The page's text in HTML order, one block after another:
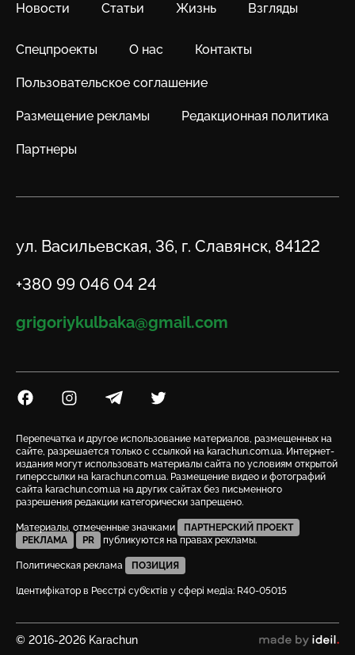
Новости Статьи Жизнь Взгляды
Спецпроекты О нас Контакты
Пользовательское соглашение
Размещение рекламы Редакционная политика
Партнеры
Адрес
ул. Васильевская, 36, г. Славянск, 84122
Телефон
+380 99 046 04 24
Email
grigoriykulbaka@gmail.com
Посилання на Facebook
Посилання на Instagram
Посилання на Telegram
Посилання на Twitter
Перепечатка и другое использование материалов, размещенных на
сайте, разрешается только с ссылкой на karachun.com.ua. Интернет-
издания могут использовать материалы сайта по условиям открытой
гиперссылки на karachun.com.ua. Размещение видео и фотографий
сайта karachun.com.ua на других сайтах без письменного
разрешения редакции категорически запрещено.
Материалы, отмеченные значками
ПАРТНЕРСКИЙ ПРОЕКТ
РЕКЛАМА
PR публикуются на правах рекламы.
Политическая реклама ПОЗИЦИЯ
Ідентифікатор в Реєстрі суб’єктів у сфері медіа: R40-05015
© 2016-2026 Karachun сделано в ideil.